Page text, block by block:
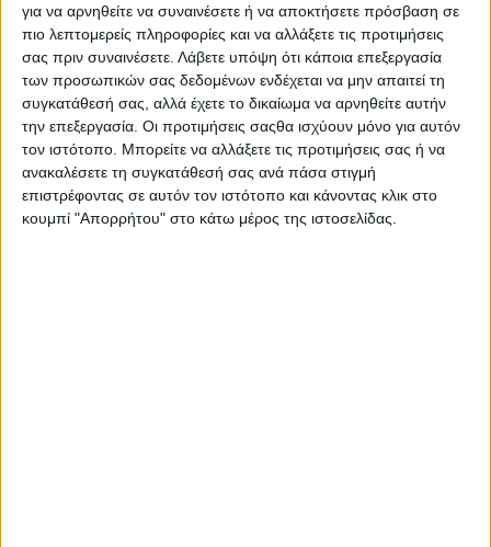
για να αρνηθείτε να συναινέσετε ή να αποκτήσετε πρόσβαση σε
πιο λεπτομερείς πληροφορίες και να αλλάξετε τις προτιμήσεις
σας πριν συναινέσετε. Λάβετε υπόψη ότι κάποια επεξεργασία
των προσωπικών σας δεδομένων ενδέχεται να μην απαιτεί τη
συγκατάθεσή σας, αλλά έχετε το δικαίωμα να αρνηθείτε αυτήν
την επεξεργασία. Οι προτιμήσεις σαςθα ισχύουν μόνο για αυτόν
τον ιστότοπο. Μπορείτε να αλλάξετε τις προτιμήσεις σας ή να
ανακαλέσετε τη συγκατάθεσή σας ανά πάσα στιγμή
επιστρέφοντας σε αυτόν τον ιστότοπο και κάνοντας κλικ στο
κουμπί "Απορρήτου" στο κάτω μέρος της ιστοσελίδας.